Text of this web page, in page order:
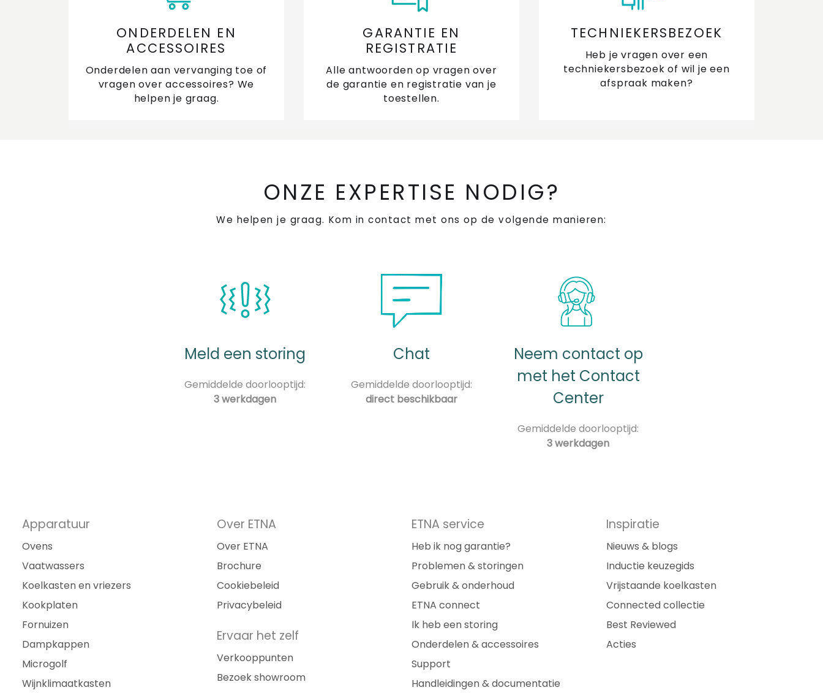
ONDERDELEN EN
ACCESSOIRES
Onderdelen aan vervanging toe of
vragen over accessoires? We
helpen je graag.
GARANTIE EN
REGISTRATIE
Alle antwoorden op vragen over
de garantie en registratie van je
toestellen.
TECHNIEKERSBEZOEK
Heb je vragen over een
techniekersbezoek of wil je een
afspraak maken?
ONZE EXPERTISE NODIG?
We helpen je graag. Kom in contact met ons op de volgende manieren:
Meld een storing
Gemiddelde doorlooptijd:
3 werkdagen
Chat
Gemiddelde doorlooptijd:
direct beschikbaar
Neem contact op
met het Contact
Center
Gemiddelde doorlooptijd:
3 werkdagen
Apparatuur
Ovens
Vaatwassers
Koelkasten en vriezers
Kookplaten
Fornuizen
Dampkappen
Microgolf
Wijnklimaatkasten
Over ETNA
Over ETNA
Brochure
Cookiebeleid
Privacybeleid
Ervaar het zelf
Verkooppunten
Bezoek showroom
ETNA service
Heb ik nog garantie?
Problemen & storingen
Gebruik & onderhoud
ETNA connect
Ik heb een storing
Onderdelen & accessoires
Support
Handleidingen & documentatie
Inspiratie
Nieuws & blogs
Inductie keuzegids
Vrijstaande koelkasten
Connected collectie
Best Reviewed
Acties